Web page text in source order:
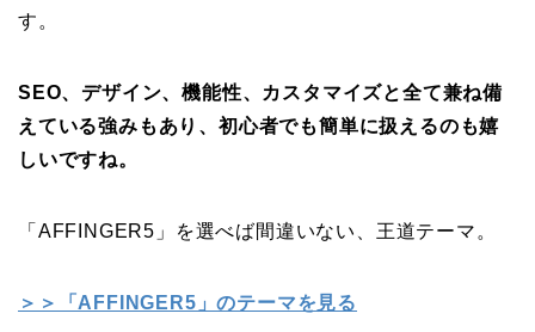
す。
SEO、デザイン、機能性、カスタマイズと全て兼ね備
えている強みもあり、初心者でも簡単に扱えるのも嬉
しいですね。
「AFFINGER5」を選べば間違いない、王道テーマ。
＞＞「AFFINGER5」のテーマを見る